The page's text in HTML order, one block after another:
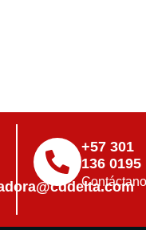
+57 301
136 0195